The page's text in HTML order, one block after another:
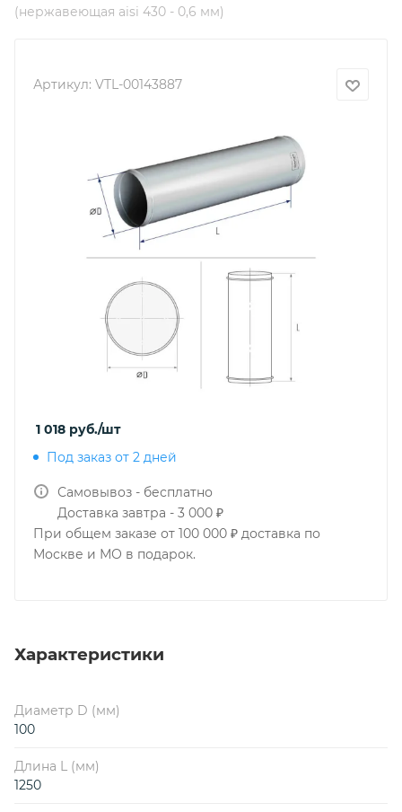
(нержавеющая aisi 430 - 0,6 мм)
Артикул: VTL-00143887
1 018 руб./шт
Под заказ от 2 дней
Самовывоз - бесплатно
Доставка завтра - 3 000 ₽
При общем заказе от 100 000 ₽ доставка по
Москве и МО в подарок.
Характеристики
Диаметр D (мм)
100
Длина L (мм)
1250